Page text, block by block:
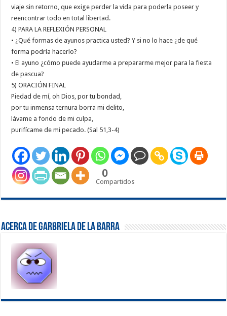
viaje sin retorno, que exige perder la vida para poderla poseer y
reencontrar todo en total libertad.
4) PARA LA REFLEXIÓN PERSONAL
• ¿Qué formas de ayunos practica usted? Y si no lo hace ¿de qué
forma podría hacerlo?
• El ayuno ¿cómo puede ayudarme a prepararme mejor para la fiesta
de pascua?
5) ORACIÓN FINAL
Piedad de mí, oh Dios, por tu bondad,
por tu inmensa ternura borra mi delito,
lávame a fondo de mi culpa,
purifícame de mi pecado. (Sal 51,3-4)
0
Compartidos
Acerca de Garbriela De La Barra